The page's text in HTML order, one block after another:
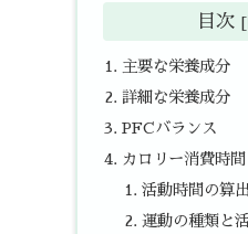
目次
主要な栄養成分
詳細な栄養成分
PFCバランス
カロリー消費時間
活動時間の算
運動の種類と